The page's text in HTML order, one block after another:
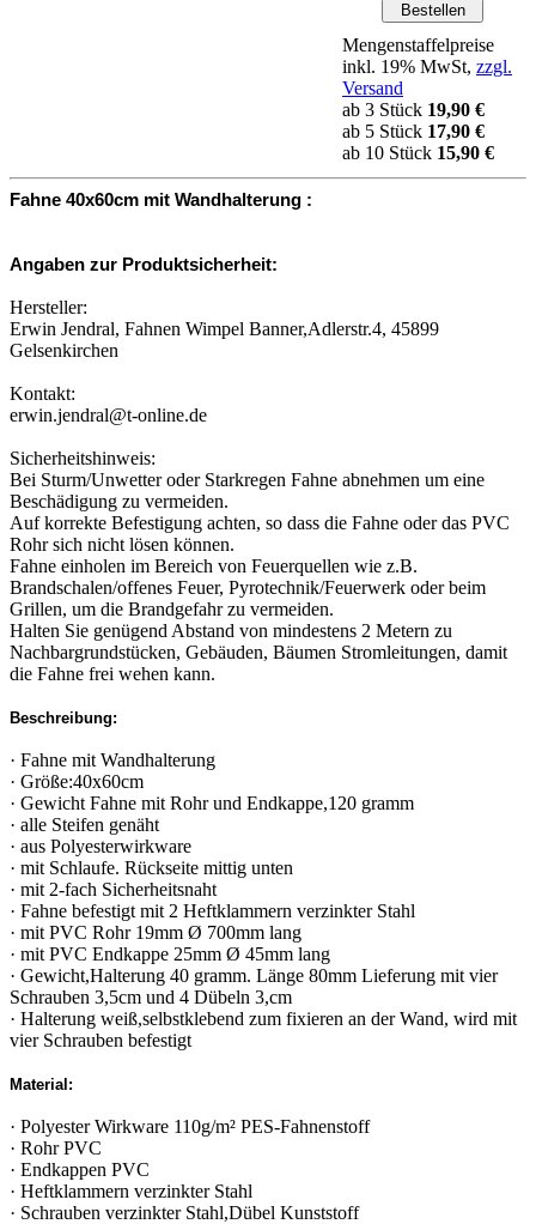
Mengenstaffelpreise
inkl. 19% MwSt, zzgl.
Versand
ab 3 Stück 19,90 €
ab 5 Stück 17,90 €
ab 10 Stück 15,90 €
Fahne 40x60cm mit Wandhalterung :
Angaben zur Produktsicherheit:
Hersteller:
Erwin Jendral, Fahnen Wimpel Banner,Adlerstr.4, 45899
Gelsenkirchen
Kontakt:
erwin.jendral@t-online.de
Sicherheitshinweis:
Bei Sturm/Unwetter oder Starkregen Fahne abnehmen um eine
Beschädigung zu vermeiden.
Auf korrekte Befestigung achten, so dass die Fahne oder das PVC
Rohr sich nicht lösen können.
Fahne einholen im Bereich von Feuerquellen wie z.B.
Brandschalen/offenes Feuer, Pyrotechnik/Feuerwerk oder beim
Grillen, um die Brandgefahr zu vermeiden.
Halten Sie genügend Abstand von mindestens 2 Metern zu
Nachbargrundstücken, Gebäuden, Bäumen Stromleitungen, damit
die Fahne frei wehen kann.
Beschreibung:
· Fahne mit Wandhalterung
· Größe:40x60cm
· Gewicht Fahne mit Rohr und Endkappe,120 gramm
· alle Steifen genäht
· aus Polyesterwirkware
· mit Schlaufe. Rückseite mittig unten
· mit 2-fach Sicherheitsnaht
· Fahne befestigt mit 2 Heftklammern verzinkter Stahl
· mit PVC Rohr 19mm Ø 700mm lang
· mit PVC Endkappe 25mm Ø 45mm lang
· Gewicht,Halterung 40 gramm. Länge 80mm Lieferung mit vier
Schrauben 3,5cm und 4 Dübeln 3,cm
· Halterung weiß,selbstklebend zum fixieren an der Wand, wird mit
vier Schrauben befestigt
Material:
· Polyester Wirkware 110g/m² PES-Fahnenstoff
· Rohr PVC
· Endkappen PVC
· Heftklammern verzinkter Stahl
· Schrauben verzinkter Stahl,Dübel Kunststoff